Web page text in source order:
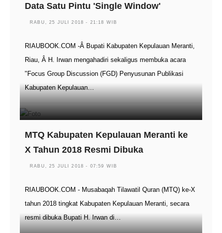
Data Satu Pintu 'Single Window'
RABU, 25 JULI 2018 - 21:18 WIB
RIAUBOOK.COM -Â Bupati Kabupaten Kepulauan Meranti,
Riau, Â H. Irwan mengahadiri sekaligus membuka acara
"Focus Group Discussion (FGD) Penyusunan Publikasi
Kabupaten Kepulauan…
MTQ Kabupaten Kepulauan Meranti ke
X Tahun 2018 Resmi Dibuka
RABU, 25 JULI 2018 - 07:59 WIB
RIAUBOOK.COM - Musabaqah Tilawatil Quran (MTQ) ke-X
tahun 2018 tingkat Kabupaten Kepulauan Meranti, secara
resmi dibuka Bupati H. Irwan di…